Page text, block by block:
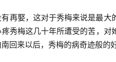
再娶，这对于秀梅来说是最
秀梅这几十年所遭受的苦，
回来以后，秀梅的病奇迹般的